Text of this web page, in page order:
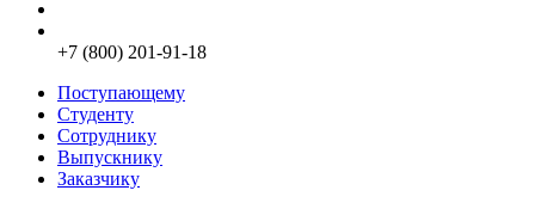
+7 (800) 201-91-18
Поступающему
Студенту
Сотруднику
Выпускнику
Заказчику